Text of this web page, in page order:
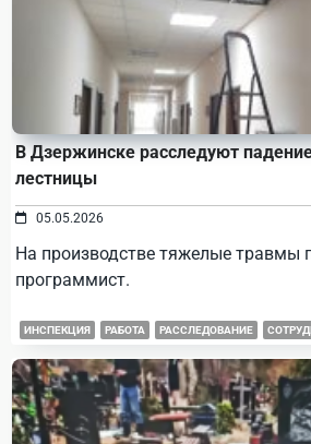
В Дзержинске расследуют
лестницы
05.05.2026
На производстве тяжелые травмы
программист.
ИНСПЕКЦИЯ РАБОТА РАССЛЕДОВАНИЕ